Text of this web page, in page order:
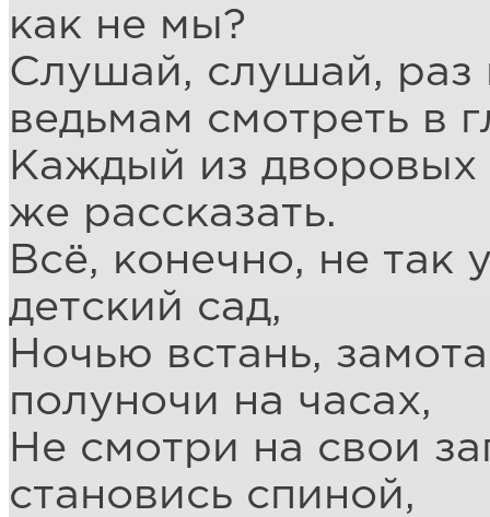
как не мы?
Слушай, слушай, раз
ведьмам смотреть в
Каждый из
же рассказать.
Всё, конечно, не так
детский сад,
Ночью встань,
полуночи на часах,
Не смотри на свои
становись спиной,